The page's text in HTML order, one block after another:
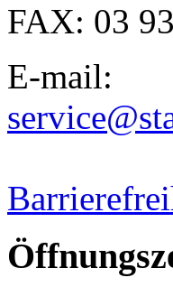
FAX: 03
E-mail: